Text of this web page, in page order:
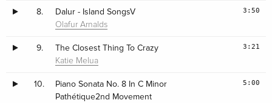
8. Dalur - Island SongsV
Olafur Arnalds
3:50
9. The Closest Thing To Crazy
Katie Melua
3:21
10.
Piano Sonata No. 8 In C Minor
Pathétique2nd Movement
5:00